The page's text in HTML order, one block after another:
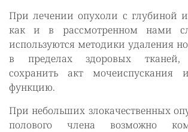
При лечении опухоли с глубиной
как и в рассмотренном нами
используются методики удаления
в пределах здоровых тканей,
сохранить акт мочеиспускания
функцию.
При небольших злокачественных
полового члена возможно